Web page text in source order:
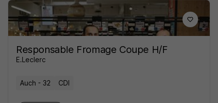
Responsable Fromage Coupe H/F
E.Leclerc
Auch - 32 CDI